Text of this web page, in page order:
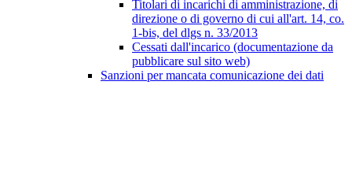
Titolari di incarichi di amministrazione, di
direzione o di governo di cui all'art. 14, co.
1-bis, del dlgs n. 33/2013
Cessati dall'incarico (documentazione da
pubblicare sul sito web)
Sanzioni per mancata comunicazione dei dati